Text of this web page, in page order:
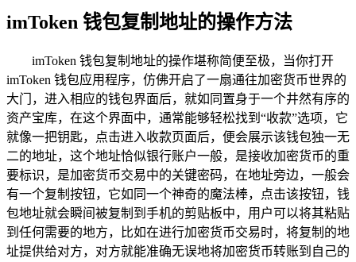
imToken 钱包复制地址的操作方法
imToken 钱包复制地址的操作堪称简便至极，当你打开
imToken 钱包应用程序，仿佛开启了一扇通往加密货币世界的
大门，进入相应的钱包界面后，就如同置身于一个井然有序的
资产宝库，在这个界面中，通常能够轻松找到“收款”选项，它
就像一把钥匙，点击进入收款页面后，便会展示该钱包独一无
二的地址，这个地址恰似银行账户一般，是接收加密货币的重
要标识，是加密货币交易中的关键密码，在地址旁边，一般会
有一个复制按钮，它如同一个神奇的魔法棒，点击该按钮，钱
包地址就会瞬间被复制到手机的剪贴板中，用户可以将其粘贴
到任何需要的地方，比如在进行加密货币交易时，将复制的地
址提供给对方，对方就能准确无误地将加密货币转账到自己的